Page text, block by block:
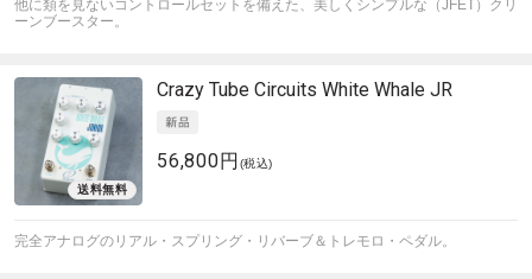
他に類を見ないコントロールセットを備えた、美しくシンプルな（JFET）クリ
ーンブースター。
Crazy Tube Circuits White Whale JR
56,800円 (税込)
完全アナログのリアル・スプリング・リバーブ＆トレモロ・ペダル。